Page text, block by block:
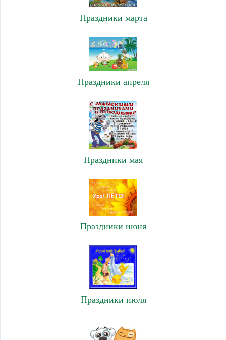
Праздники марта
Праздники апреля
Праздники мая
Праздники июня
Праздники июля